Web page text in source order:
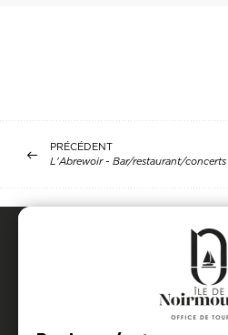
PRÉCÉDENT
L'Abrewoir - Bar/restaurant/concerts